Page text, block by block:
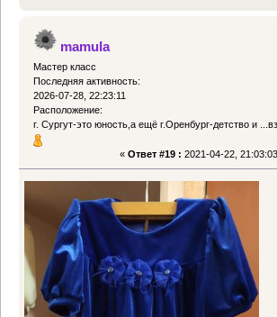
mamula
Мастер класс
Последняя активность:
2026-07-28, 22:23:11
Расположение:
г. Сургут-это юность,а ещё г.Оренбург-детство и
« Ответ #19 : 2021-04-22,